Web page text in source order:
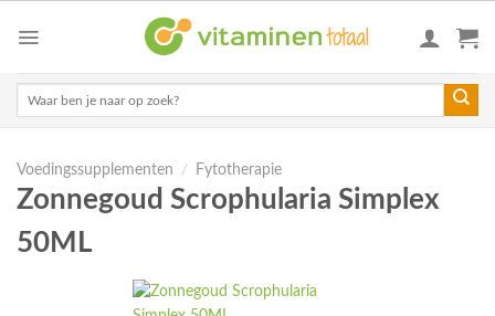
Voedingssupplementen / Fytotherapie
Zonnegoud Scrophularia Simplex
50ML